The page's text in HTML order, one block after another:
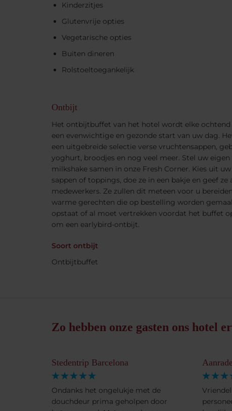
Kinderzitjes
Glutenvrije opties
Vegetarische opties
Buiten dineren
Rolstoeltoegankelijk
Ontbijt
Het ontbijtbuffet van het hotel wordt elke
een evenwichtige en gezonde start van uw dag.
een uitgebreide selectie verse vruchtensappen,
yoghurt, broodjes en nog veel meer. Stel uw
milkshake samen in onze Fresh Corner. Kies uit
sappen of toppings, doe ze in een bakje en geef ze
medewerkers. Ze zullen dit meteen voor u
warme gerechten die op bestelling worden
opstaat of al moet vertrekken voordat het buffet
om een earlybird-ontbijt.
Soort ontbijt
Ontbijtbuffet
Zo hebben onze gasten ons hotel
Stedentrip Barcelona
Ondanks het ongelukje met de
douchdeur prima geholpen door